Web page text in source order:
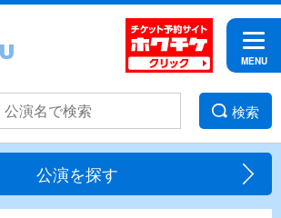
検索
公演を探す